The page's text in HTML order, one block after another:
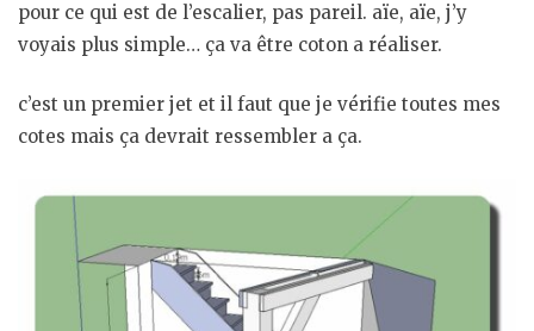
pour ce qui est de l’escalier, pas pareil. aïe, aïe, j’y
voyais plus simple… ça va être coton a réaliser.
c’est un premier jet et il faut que je vérifie toutes mes
cotes mais ça devrait ressembler a ça.